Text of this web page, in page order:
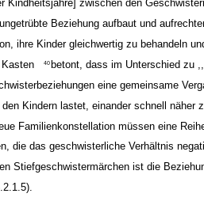
Kindheitsjahre] zwischen den
Beziehung aufbaut und
ihre Kinder gleichwertig zu behandeln
40 betont, dass im Unterschied zu
eine gemeinsame
Kindern lastet, einander schnell näher
Familienkonstellation müssen eine
die das geschwisterliche Verhältnis
Stiefgeschwistermärchen ist die